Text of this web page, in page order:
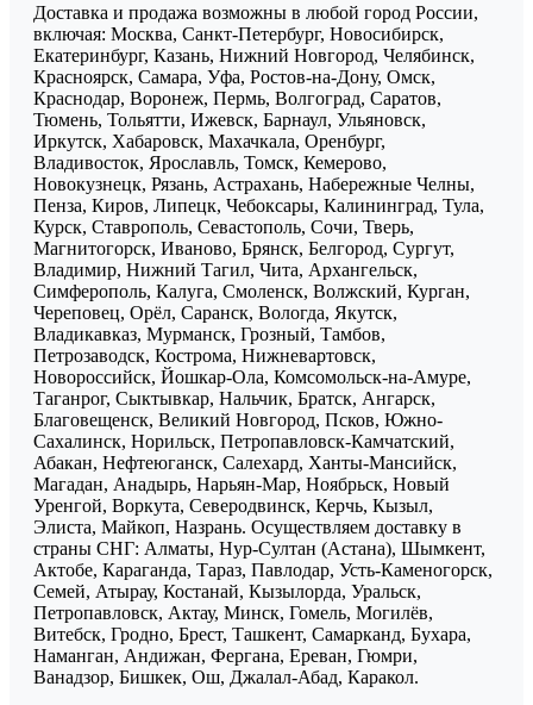
Доставка и продажа возможны в любой город России,
включая: Москва, Санкт-Петербург, Новосибирск,
Екатеринбург, Казань, Нижний Новгород, Челябинск,
Красноярск, Самара, Уфа, Ростов-на-Дону, Омск,
Краснодар, Воронеж, Пермь, Волгоград, Саратов,
Тюмень, Тольятти, Ижевск, Барнаул, Ульяновск,
Иркутск, Хабаровск, Махачкала, Оренбург,
Владивосток, Ярославль, Томск, Кемерово,
Новокузнецк, Рязань, Астрахань, Набережные Челны,
Пенза, Киров, Липецк, Чебоксары, Калининград, Тула,
Курск, Ставрополь, Севастополь, Сочи, Тверь,
Магнитогорск, Иваново, Брянск, Белгород, Сургут,
Владимир, Нижний Тагил, Чита, Архангельск,
Симферополь, Калуга, Смоленск, Волжский, Курган,
Череповец, Орёл, Саранск, Вологда, Якутск,
Владикавказ, Мурманск, Грозный, Тамбов,
Петрозаводск, Кострома, Нижневартовск,
Новороссийск, Йошкар-Ола, Комсомольск-на-Амуре,
Таганрог, Сыктывкар, Нальчик, Братск, Ангарск,
Благовещенск, Великий Новгород, Псков, Южно-
Сахалинск, Норильск, Петропавловск-Камчатский,
Абакан, Нефтеюганск, Салехард, Ханты-Мансийск,
Магадан, Анадырь, Нарьян-Мар, Ноябрьск, Новый
Уренгой, Воркута, Северодвинск, Керчь, Кызыл,
Элиста, Майкоп, Назрань. Осуществляем доставку в
страны СНГ: Алматы, Нур-Султан (Астана), Шымкент,
Актобе, Караганда, Тараз, Павлодар, Усть-Каменогорск,
Семей, Атырау, Костанай, Кызылорда, Уральск,
Петропавловск, Актау, Минск, Гомель, Могилёв,
Витебск, Гродно, Брест, Ташкент, Самарканд, Бухара,
Наманган, Андижан, Фергана, Ереван, Гюмри,
Ванадзор, Бишкек, Ош, Джалал-Абад, Каракол.